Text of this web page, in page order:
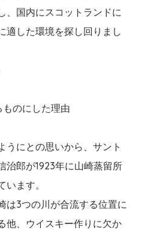
、国内にスコットランドに
適した環境を探し回りまし
のにした理由
うにとの思いから、サント
治郎が1923年に山崎蒸留所
ます。
は3つの川が合流する位置に
他、ウイスキー作りに欠か